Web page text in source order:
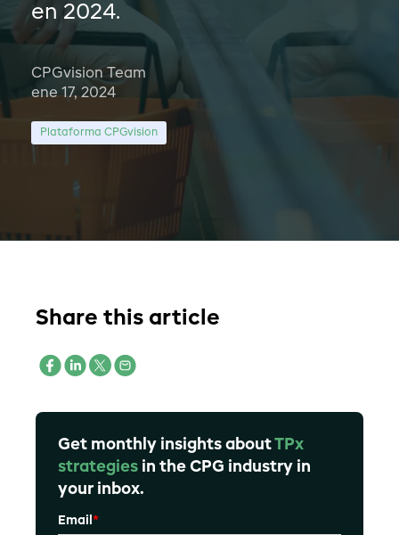
en 2024.
CPGvision Team
ene 17, 2024
Plataforma CPGvision
Share this article
Get monthly insights aboutTPx
strategies in the CPG industry in
your inbox.
Email *